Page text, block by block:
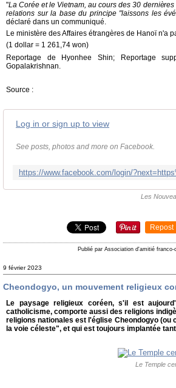
"La Corée et le Vietnam, au cours des 30
relations sur la base du principe "laissons les
déclaré dans un communiqué.
Le ministère des Affaires étrangères de Hanoï n'a
(1 dollar = 1 261,74 won)
Reportage de Hyonhee Shin; Reportage
Gopalakrishnan.
Source :
Log in or sign up to view
See posts, photos and more on Facebook.
Les
Repost
Publié par Association d'amitié franco-
9 février 2023
Cheondogyo, un mouvement religieux
Le paysage religieux coréen, s'il est
catholicisme, comporte aussi des religions
religions nationales est l'église Cheondogyo
la voie céleste", et qui est toujours implantée
Le Temple